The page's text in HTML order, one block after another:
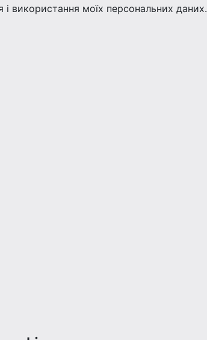
і використання моїх персональних даних.